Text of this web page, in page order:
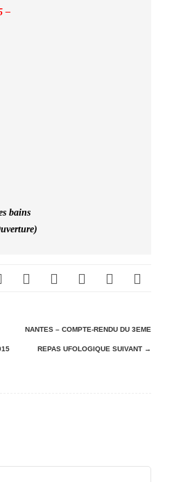
–
bains
NANTES – COMPTE-RENDU DU 3EME
REPAS UFOLOGIQUE SUIVANT →